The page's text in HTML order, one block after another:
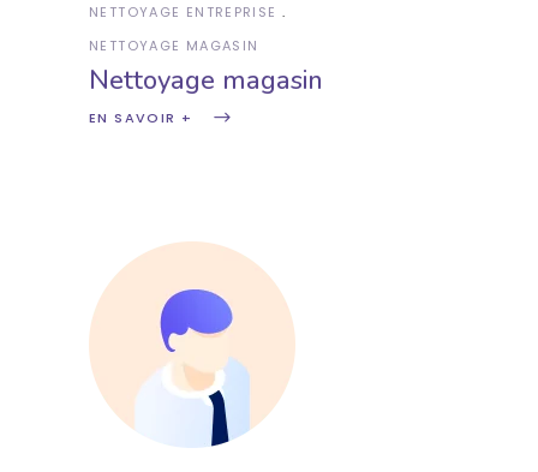
NETTOYAGE ENTREPRISE
NETTOYAGE MAGASIN
Nettoyage magasin
EN SAVOIR +